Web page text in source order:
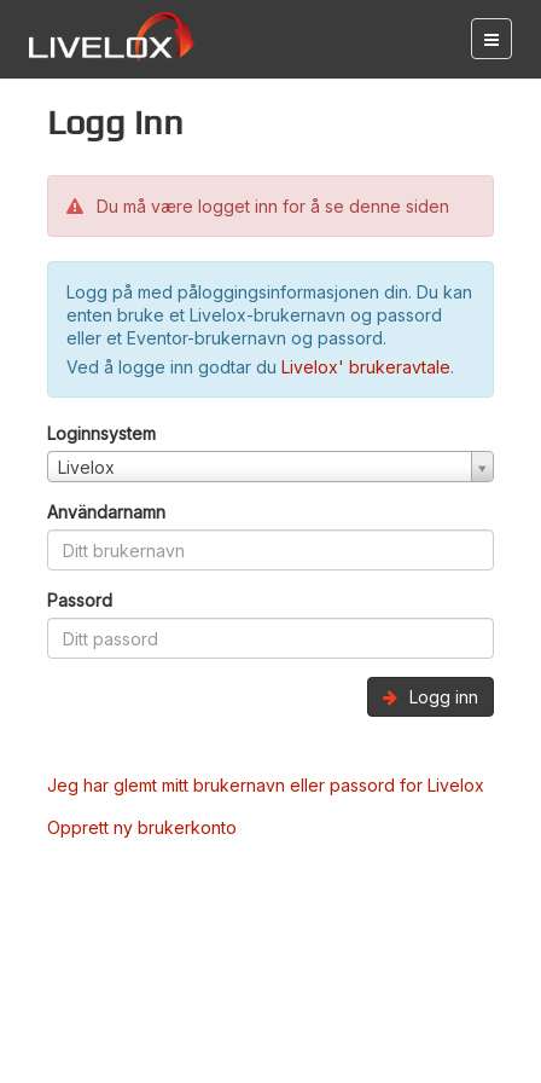
Logg inn
Du må være logget inn for å se denne siden
Logg på med påloggingsinformasjonen din. Du kan
enten bruke et Livelox-brukernavn og passord
eller et Eventor-brukernavn og passord.
Ved å logge inn godtar du Livelox' brukeravtale.
Loginnsystem
Livelox
Användarnamn
Passord
Logg inn
Jeg har glemt mitt brukernavn eller passord for Livelox
Opprett ny brukerkonto